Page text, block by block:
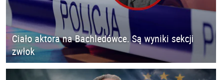
Ciało aktora na Bachledówce. Są wyniki sekcji
zwłok